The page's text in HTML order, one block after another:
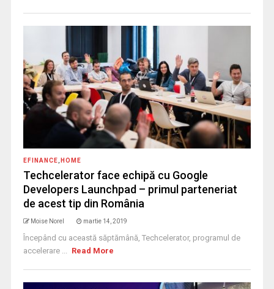
EFINANCE HOME
Techcelerator face echipă cu Google
Developers Launchpad – primul parteneriat
de acest tip din România
Moise Norel martie 14, 2019
Începând cu această săptămână, Techcelerator, programul de
accelerare ... Read More